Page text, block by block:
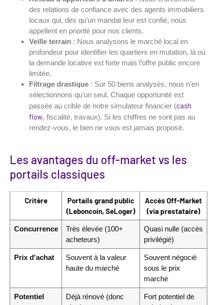
des relations de confiance avec des agents immobiliers
locaux qui, dès qu’un mandat leur est confié, nous
appellent en priorité pour nos clients.
Veille terrain : Nous analysons le marché local en
profondeur pour identifier les quartiers en mutation, là où
la demande locative est forte mais l’offre public encore
limitée.
Filtrage drastique : Sur 50 biens analysés, nous n’en
sélectionnons qu’un seul. Chaque opportunité est
passée au crible de notre simulateur financier (cash
flow, fiscalité, travaux). Si les chiffres ne sont pas au
rendez-vous, le bien ne vous est jamais proposé.
Les avantages du off-market vs les
portails classiques
Critère
Portails grand public
(Leboncoin, SeLoger)
Accès Off-Market
(via prestataire)
Concurrence
Très élevée (100+
acheteurs)
Quasi nulle (accès
privilégié)
Prix d'achat
Souvent à la valeur
haute du marché
Souvent négocié
sous le prix
marché
Potentiel
Déjà rénové (donc
Fort potentiel de